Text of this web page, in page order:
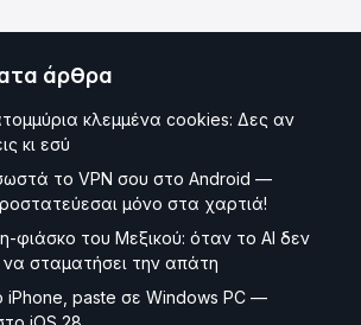
άρθρα
κλεμμένα cookies: Δες αν
κι εσύ
το VPN σου στο Android —
μόνο στα χαρτιά!
φιάσκο του Μεξικού: όταν το AI δεν
να σταματήσει την απάτη
iPhone, paste σε Windows PC —